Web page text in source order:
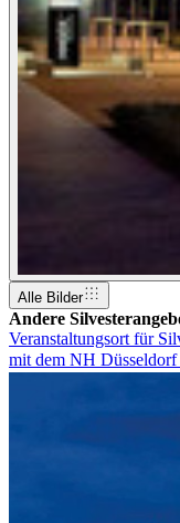
Alle Bilder
Andere
Veranstaltungsort für
mit dem NH Düsseldorf